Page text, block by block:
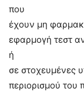
που
έχουν μη
εφαρμογή τεστ
ή
σε στοχευμένες
περιορισμού του